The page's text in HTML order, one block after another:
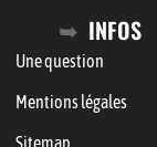
INFOS
Une question
Mentions légales
Sitemap